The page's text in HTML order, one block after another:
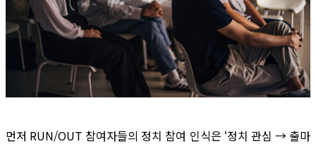
먼저 RUN/OUT 참여자들의 정치 참여 인식은 ‘정치 관심 → 출마